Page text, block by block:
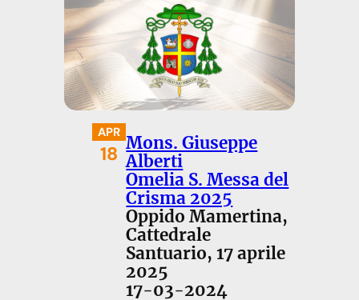
APR
18 Mons. Giuseppe
Alberti
Omelia S. Messa del
Crisma 2025
Oppido Mamertina,
Cattedrale
Santuario, 17 aprile
2025
17-03-2024